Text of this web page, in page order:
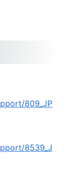
809_JP
8539_J